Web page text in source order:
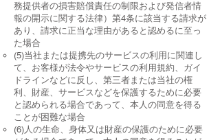
務提供者の損害賠償責任の制限および発信者情
報の開示に関する法律）第4条に該当する請求が
あり、請求に正当な理由があると認めるに至っ
た場合
(5)当社または提携先のサービスの利用に関連し
て、お客様が法令やサービスの利用規約、ガイ
ドラインなどに反し、第三者または当社の権
利、財産、サービスなどを保護するために必要
と認められる場合であって、本人の同意を得る
ことが困難な場合
(6)人の生命、身体又は財産の保護のために必要